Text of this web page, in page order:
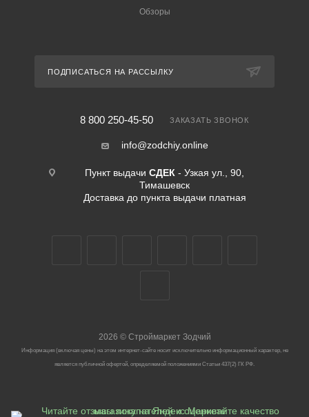
Обзоры
ПОДПИСАТЬСЯ НА РАССЫЛКУ
8 800 250-45-50 ЗАКАЗАТЬ ЗВОНОК
info@zodchiy.online
Пункт выдачи СДЕК - Узкая ул., 90,
Тимашевск
Доставка до пункта выдачи платная
2026 ©Строймаркет Зодчий
Информация (включая цены) на этом интернет-сайте носит исключительно информационный характер, не
является публичной офертой, определяемой положениями Статьи 437(2) ГК РФ.